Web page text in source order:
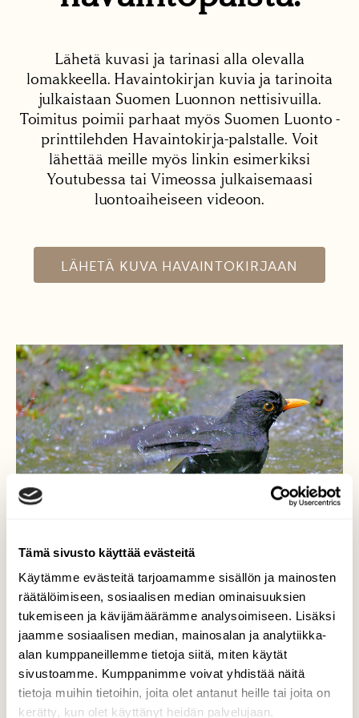
Tämä sivusto käyttää evästeitä
Käytämme evästeitä tarjoamamme sisällön ja mainosten
räätälöimiseen, sosiaalisen median ominaisuuksien
tukemiseen ja kävijämäärämme analysoimiseen. Lisäksi
jaamme sosiaalisen median, mainosalan ja analytiikka-
alan kumppaneillemme tietoja siitä, miten käytät
sivustoamme. Kumppanimme voivat yhdistää näitä
tietoja muihin tietoihin, joita olet antanut heille tai joita on
kerätty, kun olet käyttänyt heidän palvelujaan.
Lähetä kuvasi ja tarinasi alla olevalla
lomakkeella. Havaintokirjan kuvia ja tarinoita
julkaistaan Suomen Luonnon nettisivuilla.
Toimitus poimii parhaat myös Suomen Luonto -
printtilehden Havaintokirja-palstalle. Voit
lähettää meille myös linkin esimerkiksi
Youtubessa tai Vimeossa julkaisemaasi
luontoaiheiseen videoon.
LÄHETÄ KUVA HAVAINTOKIRJAAN
Kiireinen mustarastas
Etsi ruokaa vauhdikkaasti ja otti lopuksi
kylvyn.